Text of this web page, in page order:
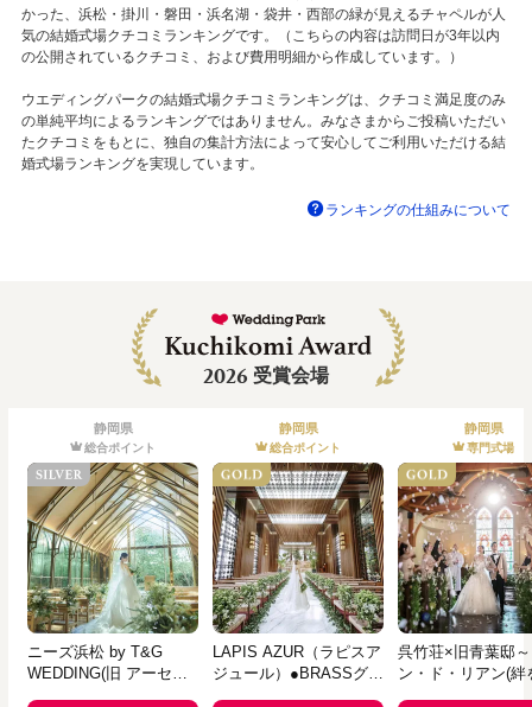
かった、浜松・掛川・磐田・浜名湖・袋井・西部の緑が見えるチャペルが人
気の結婚式場クチコミランキングです。（こちらの内容は訪問日が3年以内
の公開されているクチコミ、および費用明細から作成しています。）
ウエディングパークの結婚式場クチコミランキングは、クチコミ満足度のみ
の単純平均によるランキングではありません。みなさまからご投稿いただい
たクチコミをもとに、独自の集計方法によって安心してご利用いただける結
婚式場ランキングを実現しています。
ランキングの仕組みについて
2026 受賞会場
静岡県
総合ポイント
ニーズ浜松 by T&G
WEDDING(旧 アーセン
静岡県
総合ポイント
LAPIS AZUR（ラピスア
ジュール）●BRASSグル
静岡県
専門式場
呉竹荘×旧青葉邸
ン・ド・リアン(絆